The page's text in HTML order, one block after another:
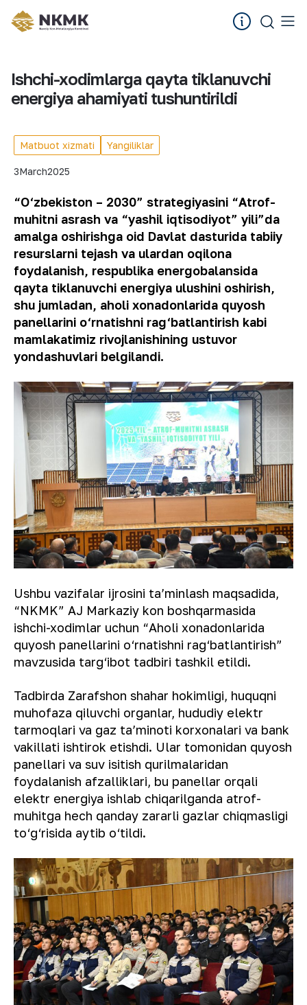
Ishchi-xodimlarga qayta tiklanuvchi
energiya ahamiyati tushuntirildi
Matbuot xizmati Yangiliklar
3March2025
“O‘zbekiston – 2030” strategiyasini “Atrof-
muhitni asrash va “yashil iqtisodiyot” yili”da
amalga oshirishga oid Davlat dasturida tabiiy
resurslarni tejash va ulardan oqilona
foydalanish, respublika energobalansida
qayta tiklanuvchi energiya ulushini oshirish,
shu jumladan, aholi xonadonlarida quyosh
panellarini o‘rnatishni rag‘batlantirish kabi
mamlakatimiz rivojlanishining ustuvor
yondashuvlari belgilandi.
Ushbu vazifalar ijrosini taʼminlash maqsadida,
“NKMK” AJ Markaziy kon boshqarmasida
ishchi-xodimlar uchun “Aholi xonadonlarida
quyosh panellarini o‘rnatishni rag‘batlantirish”
mavzusida targ‘ibot tadbiri tashkil etildi.
Tadbirda Zarafshon shahar hokimligi, huquqni
muhofaza qiluvchi organlar, hududiy elektr
tarmoqlari va gaz taʼminoti korxonalari va bank
vakillati ishtirok etishdi. Ular tomonidan quyosh
panellari va suv isitish qurilmalaridan
foydalanish afzalliklari, bu panellar orqali
elektr energiya ishlab chiqarilganda atrof-
muhitga hech qanday zararli gazlar chiqmasligi
to‘g‘risida aytib o‘tildi.